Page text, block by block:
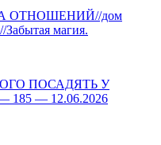
ОТНОШЕНИЙ//дом
магия.
ПОСАДЯТЬ У
— 12.06.2026